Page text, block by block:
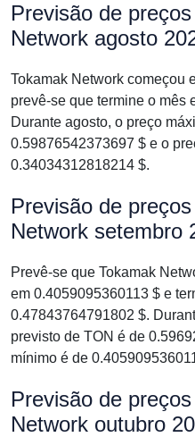
Previsão de
Network agosto
Tokamak Network começou
prevê-se que termine o mês
Durante agosto, o preço
0.59876542373697 $ e o
0.34034312818214 $.
Previsão de
Network setembro
Prevê-se que Tokamak
em 0.4059095360113 $ e
0.47843764791802 $.
previsto de TON é de
mínimo é de
Previsão de
Network outubro